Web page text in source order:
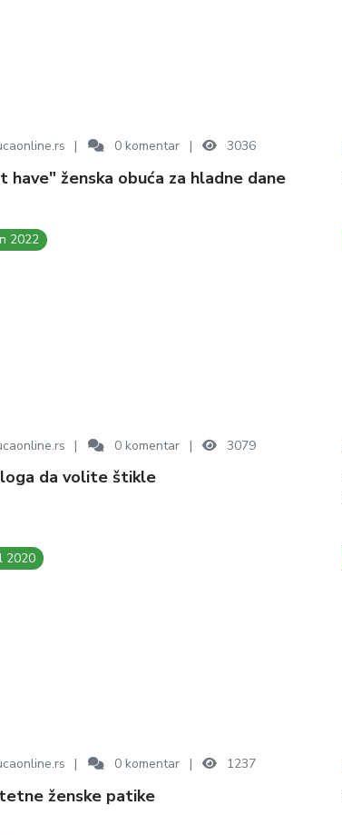
0 komentar 3036
have" ženska obuća za hladne dane
0 komentar 3079
2022
da volite štikle
0 komentar 1237
2020
ženske patike